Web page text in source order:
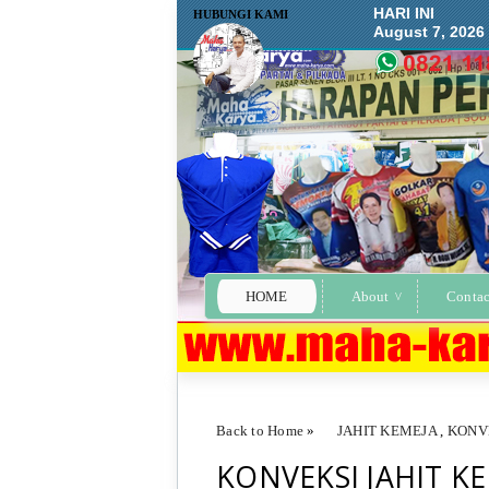
HOME About
HUBUNGI KAMI
HARI INI
August 7, 2026
Back to Home » JAHIT KEMEJA,
KONVEKSI JAHIT KEMEJA KNPI ACEH
KONVEKSI JAHIT